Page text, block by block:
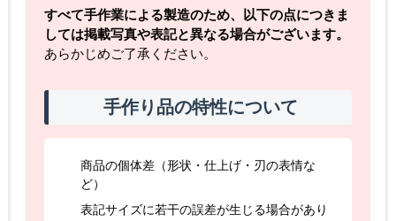
すべて手作業による製造のため、以下の点につきま
しては掲載写真や表記と異なる場合がございます。
あらかじめご了承ください。
手作り品の特性について
商品の個体差（形状・仕上げ・刃の表情な
ど）
表記サイズに若干の誤差が生じる場合があり